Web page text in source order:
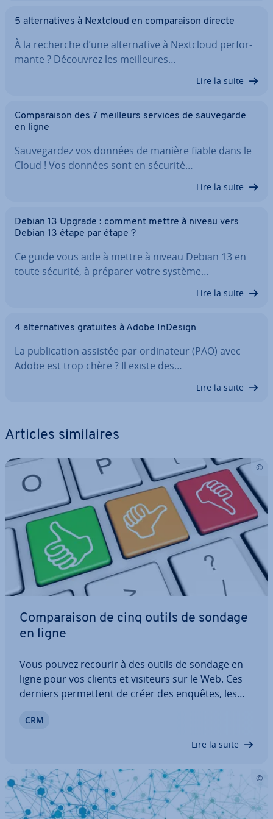
5 al­ter­na­tives à Nextcloud en com­pa­rai­son directe
À la recherche d’une al­ter­na­tive à Nextcloud per­for­
mante ? Découvrez les meil­leures…
Lire la suite
Com­pa­rai­son des 7 meilleurs services de sau­ve­garde
en ligne
Sau­ve­gar­dez vos données de manière fiable dans le
Cloud ! Vos données sont en sécurité…
Lire la suite
Debian 13 Upgrade : comment mettre à niveau vers
Debian 13 étape par étape ?
Ce guide vous aide à mettre à niveau Debian 13 en
toute sécurité, à préparer votre système…
Lire la suite
4 al­ter­na­tives gratuites à Adobe InDesign
La pu­bli­ca­tion assistée par or­di­na­teur (PAO) avec
Adobe est trop chère ? Il existe des…
Lire la suite
Articles si­mi­laires
Com­pa­rai­son de cinq outils de sondage
en ligne
Vous pouvez recourir à des outils de sondage en
ligne pour vos clients et visiteurs sur le Web. Ces
derniers per­met­tent de créer des enquêtes, les
précis, mais aussi d’analyser les résultats de cette
CRM
Lire la suite